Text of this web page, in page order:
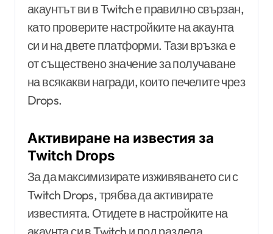
акаунтът ви в Twitch е правилно свързан,
като проверите настройките на акаунта
си и на двете платформи. Тази връзка е
от съществено значение за получаване
на всякакви награди, които печелите чрез
Drops.
Активиране на известия за
Twitch Drops
За да максимизирате изживяването си с
Twitch Drops, трябва да активирате
известията. Отидете в настройките на